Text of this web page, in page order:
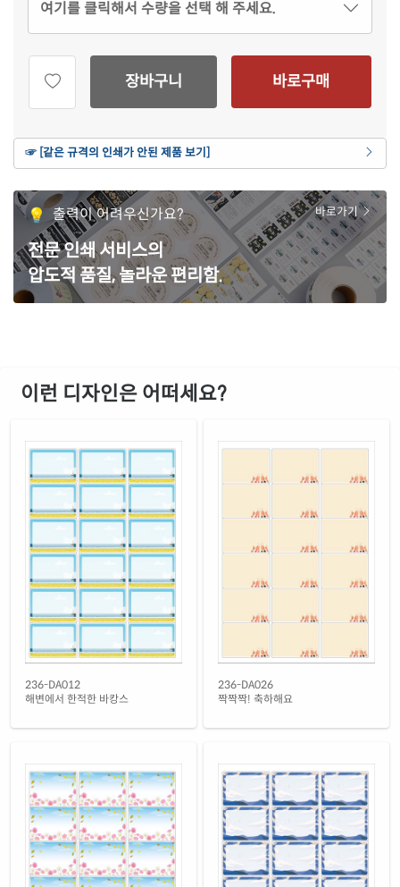
CL236B-DX115잉크젯, 레이저 겸용
CL236G-DX115
잉크젯, 레이저 겸용
재질 설명
재질 설명
연노란색 모조
CL236Y-DX115잉크젯, 레이저 겸용
갈색 크라프트
CL236KR-DX115잉크젯, 레이저 겸용
재질 설명
파란색 모조
CL236TB-DX115잉크젯, 레이저 겸용
재질 설명
CL236TY-DX115
잉크젯, 레이저 겸용
흰색 무광 방수 잉크젯
CJ236WU-DX115잉크젯 전용
재질 설명
흰색 광택 방수 잉크젯
CJ236LU-DX115
잉크젯 전용
흰색 광택 레이저
CL236LG-DX115레이저 전용
재질 설명
흰색 광택 시치미 레이저
RV236LG-DX115레이저 전용
흰색(25μm) 광택 방수 레이저
CL236TW-DX115
레이저 전용
흰색 무광 방수 레이저
CL236MP-DX115레이저 전용
재질 설명
흰색 무광 방수 시치미 레이저
RV236MP-DX115레이저 전용
재질 설명
여기를 클릭해서 수량을 선택 해 주세요.
장바구니 바로구매
☞ [같은 규격의 인쇄가 안된 제품 보기]
출력이 어려우신가요?
전문 인쇄 서비스의
압도적 품질, 놀라운 편리함.
바로가기
이런 디자인은 어떠세요?
236-DA012
해변에서 한적한 바캉스
236-DA026
짝짝짝! 축하해요